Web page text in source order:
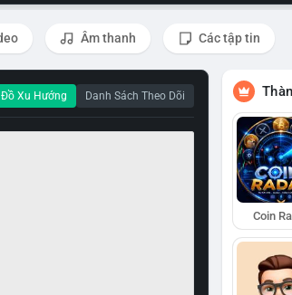
Âm thanh Các tập tin
Đồ Xu Hướng Danh Sách Theo Dõi
Coin